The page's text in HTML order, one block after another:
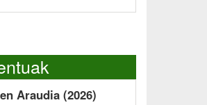
Araudia (2026)